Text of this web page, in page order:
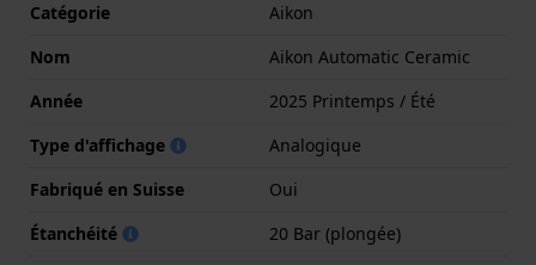
Catégorie
Aikon
Nom
Aikon Automatic Ceramic
Année
2025 Printemps / Été
Type d'affichage
Analogique
Fabriqué en Suisse
Oui
Étanchéité
20 Bar (plongée)